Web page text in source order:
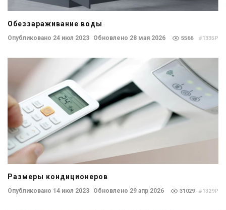
Опубликовано 24 июл 2023 Обновлено 28 мая 2026 5566 #1335P
Обеззараживание воды
Опубликовано 14 июл 2023 Обновлено 29 апр 2026 31029 #1329P
Размеры кондиционеров